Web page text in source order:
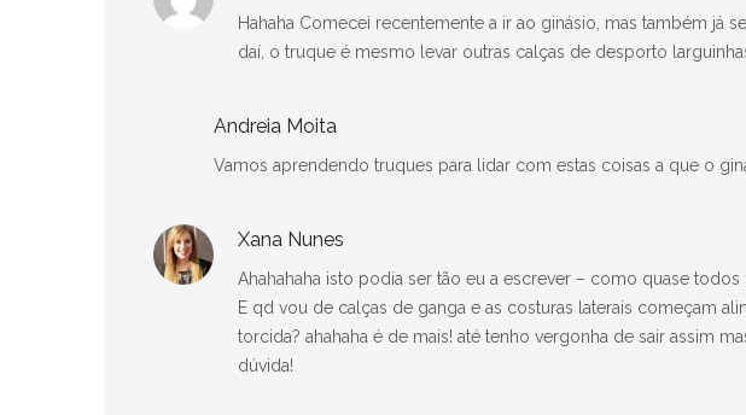
Hahaha Comecei recentemente a ir ao ginásio, mas também já
daí, o truque é mesmo levar outras calças de desporto
Andreia Moita
Vamos aprendendo truques para lidar com estas coisas a que o
Xana Nunes
Ahahahaha isto podia ser tão eu a escrever – como quase todos
E qd vou de calças de ganga e as costuras laterais começam
torcida? ahahaha é de mais! até tenho vergonha de sair assim
dúvida!